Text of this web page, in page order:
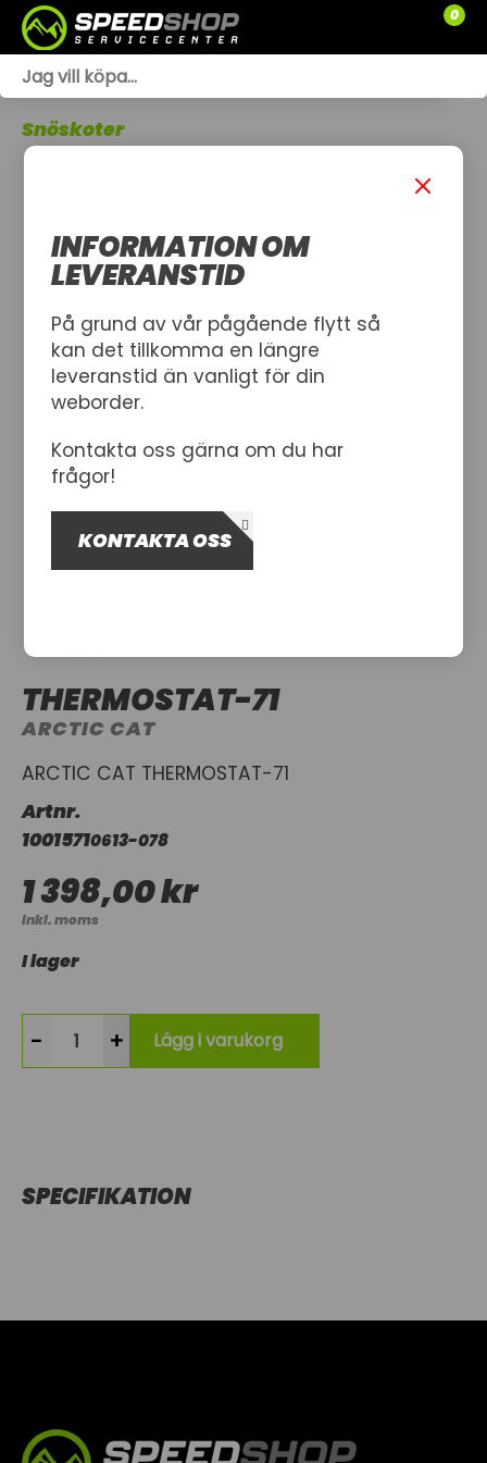
0
SLÄPVAGNAR
Snöskoter
THERMOSTAT-71
ARCTIC CAT
ARCTIC CAT THERMOSTAT-71
Artnr.
10015710613-078
1 398,00 kr
Inkl. moms
I lager
- + Lägg i varukorg
SPECIFIKATION
INFORMATION OM
LEVERANSTID
På grund av vår pågående flytt så
kan det tillkomma en längre
leveranstid än vanligt för din
weborder.
Kontakta oss gärna om du har
frågor!
KONTAKTA OSS